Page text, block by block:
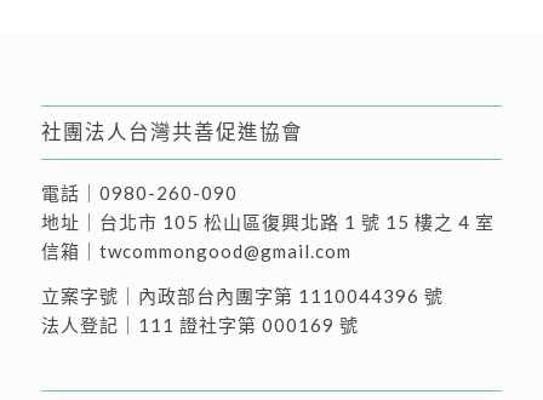
社團法人台灣共善促進協會
電話｜ 0980-260-090
地址｜ 台北市 105 松山區復興北路 1 號 15 樓之 4 室
信箱｜ twcommongood@gmail.com
立案字號｜內政部台內團字第 1110044396 號
法人登記｜111 證社字第 000169 號